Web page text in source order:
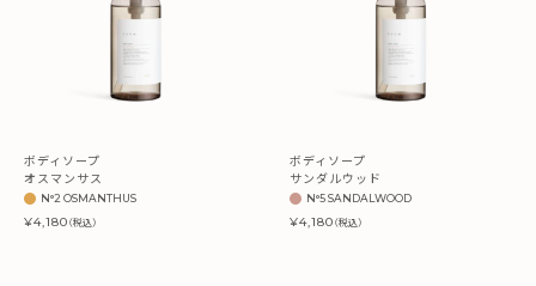
ボディソープ
オスマンサス
N°2 OSMANTHUS
¥4,180（税込）
ボディソープ
サンダルウッド
N°5 SANDALWOOD
¥4,180（税込）